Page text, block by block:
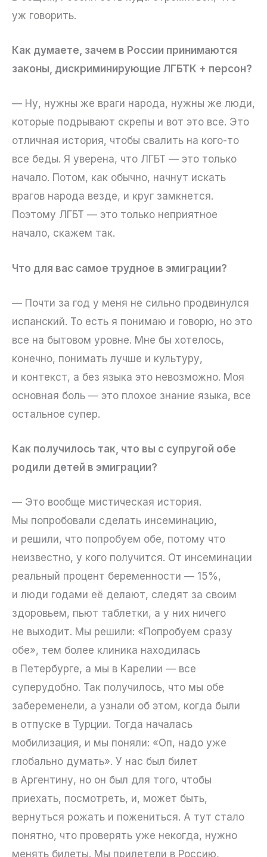
уж говорить.
Как думаете, зачем в России принимаются
законы, дискриминирующие ЛГБТК + персон?
— Ну, нужны же враги народа, нужны же люди,
которые подрывают скрепы и вот это все. Это
отличная история, чтобы свалить на кого-то
все беды. Я уверена, что ЛГБТ — это только
начало. Потом, как обычно, начнут искать
врагов народа везде, и круг замкнется.
Поэтому ЛГБТ — это только неприятное
начало, скажем так.
Что для вас самое трудное в эмиграции?
— Почти за год у меня не сильно продвинулся
испанский. То есть я понимаю и говорю, но это
все на бытовом уровне. Мне бы хотелось,
конечно, понимать лучше и культуру,
и контекст, а без языка это невозможно. Моя
основная боль — это плохое знание языка, все
остальное супер.
Как получилось так, что вы с супругой обе
родили детей в эмиграции?
— Это вообще мистическая история.
Мы попробовали сделать инсеминацию,
и решили, что попробуем обе, потому что
неизвестно, у кого получится. От инсеминации
реальный процент беременности — 15%,
и люди годами её делают, следят за своим
здоровьем, пьют таблетки, а у них ничего
не выходит. Мы решили: «Попробуем сразу
обе», тем более клиника находилась
в Петербурге, а мы в Карелии — все
суперудобно. Так получилось, что мы обе
забеременели, а узнали об этом, когда были
в отпуске в Турции. Тогда началась
мобилизация, и мы поняли: «Оп, надо уже
глобально думать». У нас был билет
в Аргентину, но он был для того, чтобы
приехать, посмотреть, и, может быть,
вернуться рожать и пожениться. А тут стало
понятно, что проверять уже некогда, нужно
менять билеты. Мы прилетели в Россию,